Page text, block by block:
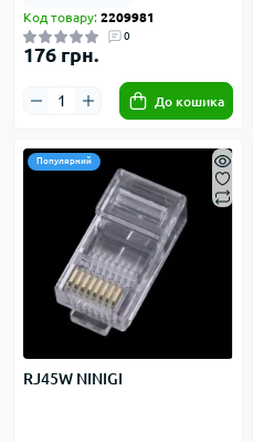
Код товару: 2209981
0
176 грн.
До кошика
Популярний
RJ45W NINIGI